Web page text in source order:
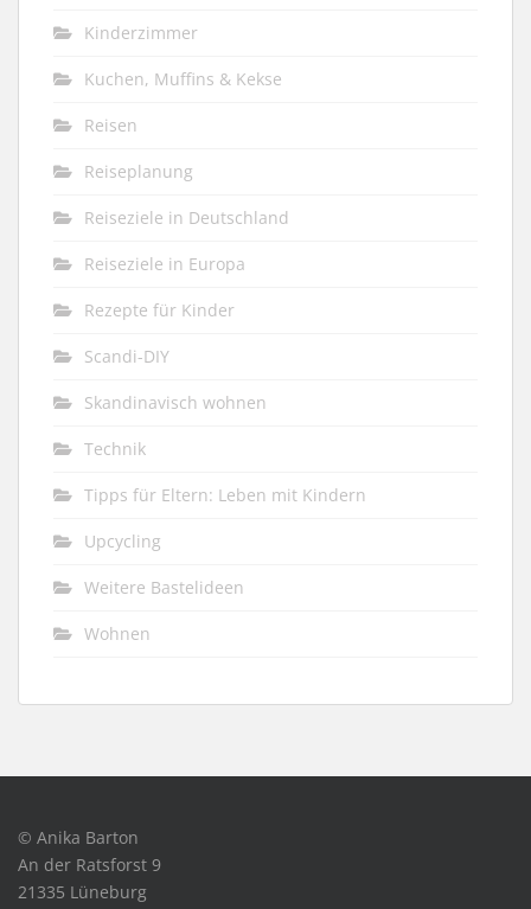
Kinderzimmer
Kuchen, Muffins & Kekse
Reisen
Reiseplanung
Reiseziele in Deutschland
Reiseziele in Europa
Rezepte für Kinder
Scandi-DIY
Skandinavisch wohnen
Technik
Tipps für Eltern: Leben mit Kindern
Upcycling
Weitere Bastelideen
Wohnen
© Anika Barton
An der Ratsforst 9
21335 Lüneburg